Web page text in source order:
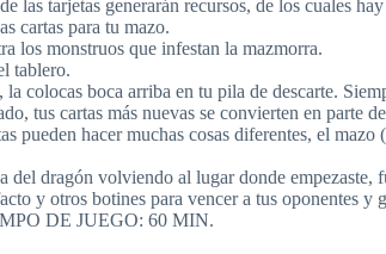
las tarjetas generarán recursos, de los cuales
cartas para tu mazo.
los monstruos que infestan la mazmorra.
tablero.
colocas boca arriba en tu pila de descarte.
tus cartas más nuevas se convierten en parte
pueden hacer muchas cosas diferentes, el
del dragón volviendo al lugar donde empezaste,
y otros botines para vencer a tus oponentes
DE JUEGO: 60 MIN.